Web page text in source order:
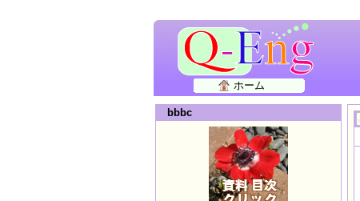
ホーム
bbbc